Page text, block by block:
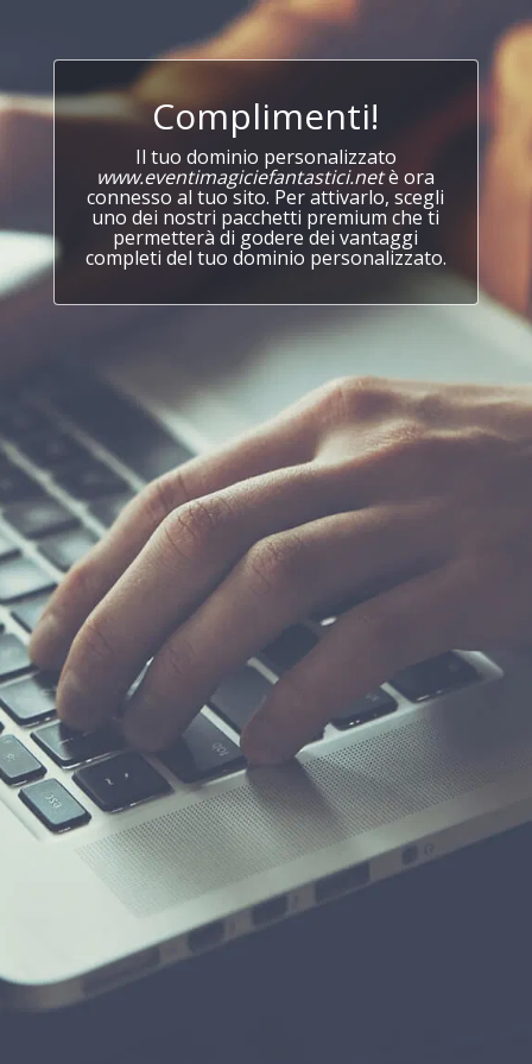
Complimenti!
Il tuo dominio personalizzato
www.eventimagiciefantastici.netè ora
connesso al tuo sito. Per attivarlo, scegli
uno dei nostri pacchetti premium che ti
permetterà di godere dei vantaggi
completi del tuo dominio personalizzato.